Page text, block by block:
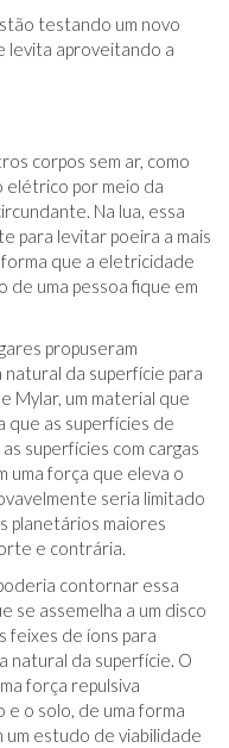
testando um novo
levita aproveitando a
corpos sem ar, como
elétrico por meio da
Na lua, essa
para levitar poeira a mais
que a eletricidade
de uma pessoa fique em
propuseram
da superfície para
Mylar, um material que
que as superfícies de
superfícies com cargas
uma força que eleva o
seria limitado
planetários maiores
e contrária.
contornar essa
se assemelha a um disco
feixes de íons para
natural da superfície. O
força repulsiva
o solo, de uma forma
um estudo de viabilidade